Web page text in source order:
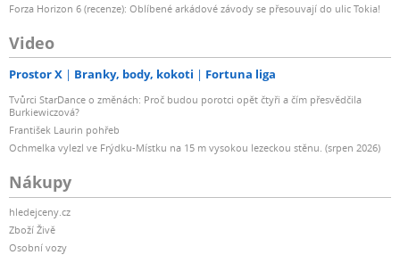
Forza Horizon 6 (recenze): Oblíbené arkádové závody se přesouvají do ulic Tokia!
Video
Prostor X Branky, body, kokoti Fortuna liga
Tvůrci StarDance o změnách: Proč budou porotci opět čtyři a čím přesvědčila
Burkiewiczová?
František Laurin pohřeb
Ochmelka vylezl ve Frýdku-Místku na 15 m vysokou lezeckou stěnu. (srpen 2026)
Nákupy
hledejceny.cz
Zboží Živě
Osobní vozy